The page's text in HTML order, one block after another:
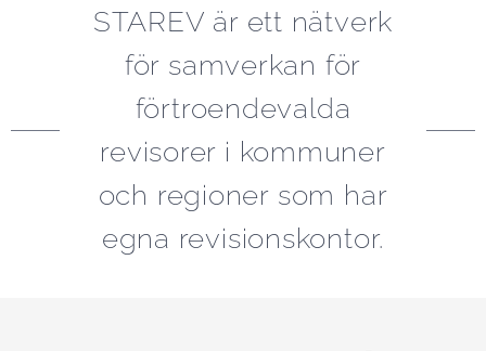
STAREV är ett nätverk
för samverkan för
förtroendevalda
revisorer i kommuner
och regioner som har
egna revisionskontor.